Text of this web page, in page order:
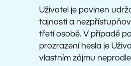
Uživatel je povinen
tajnosti a
třetí osobě. V případě
prozrazení hesla je
vlastním zájmu